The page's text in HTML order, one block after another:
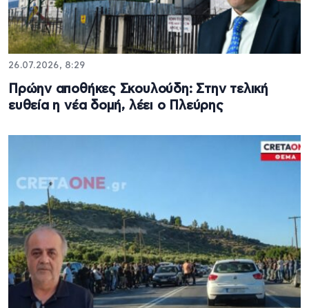
26.07.2026, 8:29
Πρώην αποθήκες Σκουλούδη: Στην τελική
ευθεία η νέα δομή, λέει ο Πλεύρης